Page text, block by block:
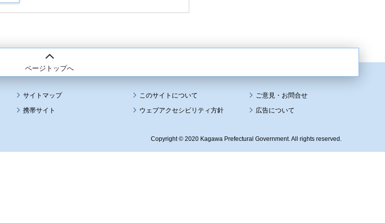
ページトップへ
サイトマップ
このサイトについて
携帯サイト
ウェブアクセシビリティ方針 広告について
Copyright © 2020 Kagawa Prefectural Government. All rights reserved.